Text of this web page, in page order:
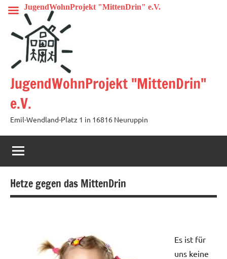
Zum
springen
JugendWohnProjekt "MittenDrin"
e.V.
Emil-Wendland-Platz 1 in 16816 Neuruppin
Hetze gegen das MittenDrin
Es ist für
uns keine
JugendWohnProjekt "MittenDrin" e.V.